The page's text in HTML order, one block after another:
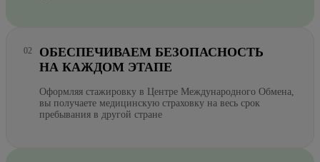
ОБЕСПЕЧИВАЕМ БЕЗОПАСНОСТЬ
НА КАЖДОМ ЭТАПЕ
Оформляя стажировку в Центре Международного Обмена,
вы получаете медицинскую страховку на весь срок
пребывания в другой стране